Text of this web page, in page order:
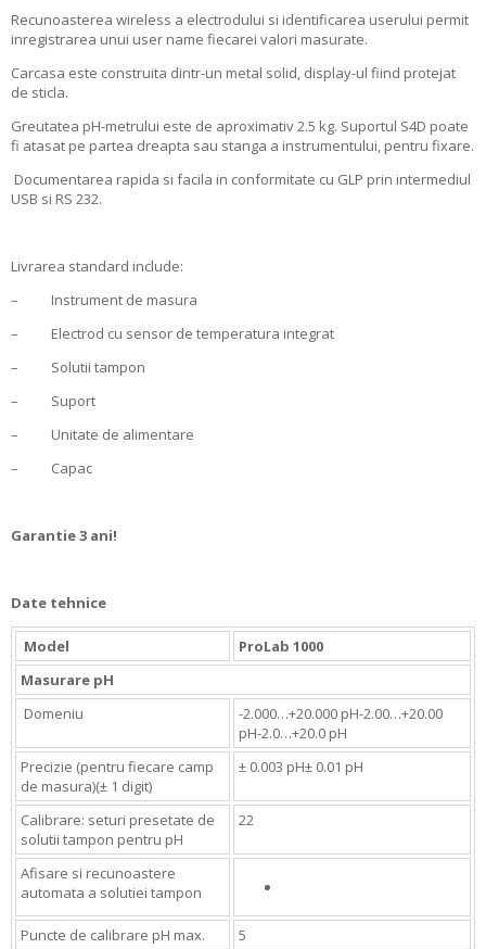
Recunoasterea wireless a electrodului si identificarea userului permit
inregistrarea unui user name fiecarei valori masurate.
Carcasa este construita dintr-un metal solid, display-ul fiind protejat
de sticla.
Greutatea pH-metrului este de aproximativ 2.5 kg. Suportul S4D poate
fi atasat pe partea dreapta sau stanga a instrumentului, pentru fixare.
Documentarea rapida si facila in conformitate cu GLP prin intermediul
USB si RS 232.
Livrarea standard include:
– Instrument de masura
– Electrod cu sensor de temperatura integrat
– Solutii tampon
– Suport
– Unitate de alimentare
– Capac
Garantie 3 ani!
Date tehnice
Model
ProLab 1000
Masurare pH
Domeniu
-2.000…+20.000 pH-2.00…+20.00
pH-2.0…+20.0 pH
Precizie (pentru fiecare camp
de masura)(± 1 digit)
± 0.003 pH± 0.01 pH
Calibrare: seturi presetate de
solutii tampon pentru pH
22
Afisare si recunoastere
automata a solutiei tampon
Puncte de calibrare pH max.
5